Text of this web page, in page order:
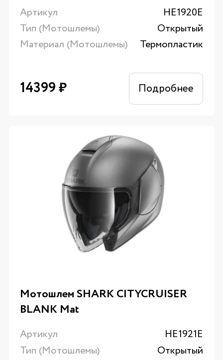
Артикул
HE1920E
Тип (Мотошлемы)
Открытый
Материал (Мотошлемы)
Термопластик
14399₽ Подробнее
Мотошлем SHARK CITYCRUISER
BLANK Mat
Артикул
HE1921E
Тип (Мотошлемы)
Открытый